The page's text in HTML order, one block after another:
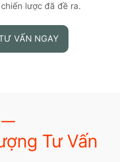
lược đã đề ra.
VẤN NGAY
Tư Vấn